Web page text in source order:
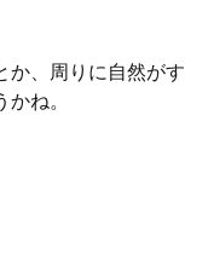
か、周りに自然がす
ね。